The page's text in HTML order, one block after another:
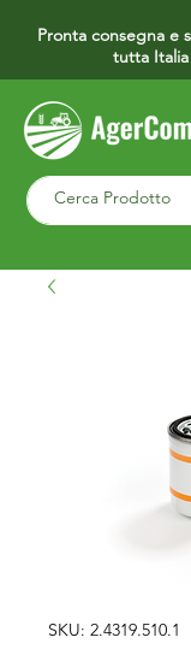
Pronta consegna e
tutta
SKU: 2.4319.510.1